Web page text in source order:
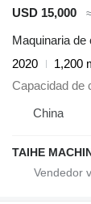
USD 15,000
Maquinaria
2020
1,200
Capacidad de
China
TAIHE